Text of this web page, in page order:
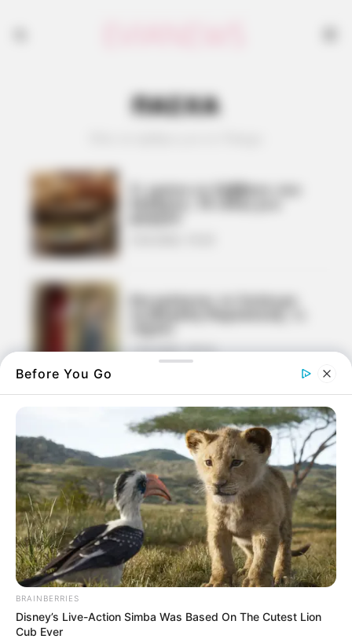
ΠΑΣΧΑ
Τι τρώνε το Σάββατο του
Λαζάρου, 10 ιδέες για
Επιτρέπεται το λούσιμο
1.04.2026, 18:14
Γκρουπ Πάσχα στρατός,
πότε ξεκινούν οι άδειες
1.04.2026, 18:11
Πόσο βράζουμε τα
κόκκινα πασχαλινά αυγά,
ποια η διαδικασία
1.04.2026, 18:10
Before You Go
BRAINBERRIES
Disney’s Live-Action Simba Was Based On The Cutest Lion
Cub Ever